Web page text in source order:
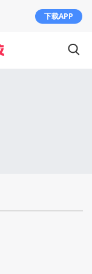
下载APP